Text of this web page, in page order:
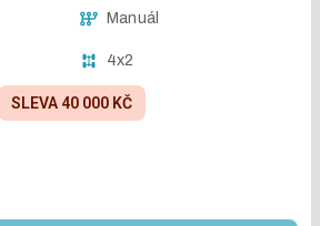
Manuál
4x2
SLEVA 40 000 KČ